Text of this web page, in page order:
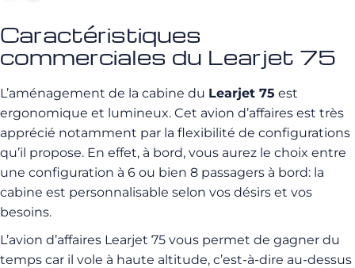
Caractéristiques
commerciales du Learjet 75
L’aménagement de la cabine du Learjet 75 est
ergonomique et lumineux. Cet avion d’affaires est très
apprécié notamment par la flexibilité de configurations
qu’il propose. En effet, à bord, vous aurez le choix entre
une configuration à 6 ou bien 8 passagers à bord: la
cabine est personnalisable selon vos désirs et vos
besoins.
L’avion d’affaires Learjet 75 vous permet de gagner du
temps car il vole à haute altitude, c’est-à-dire au-dessus